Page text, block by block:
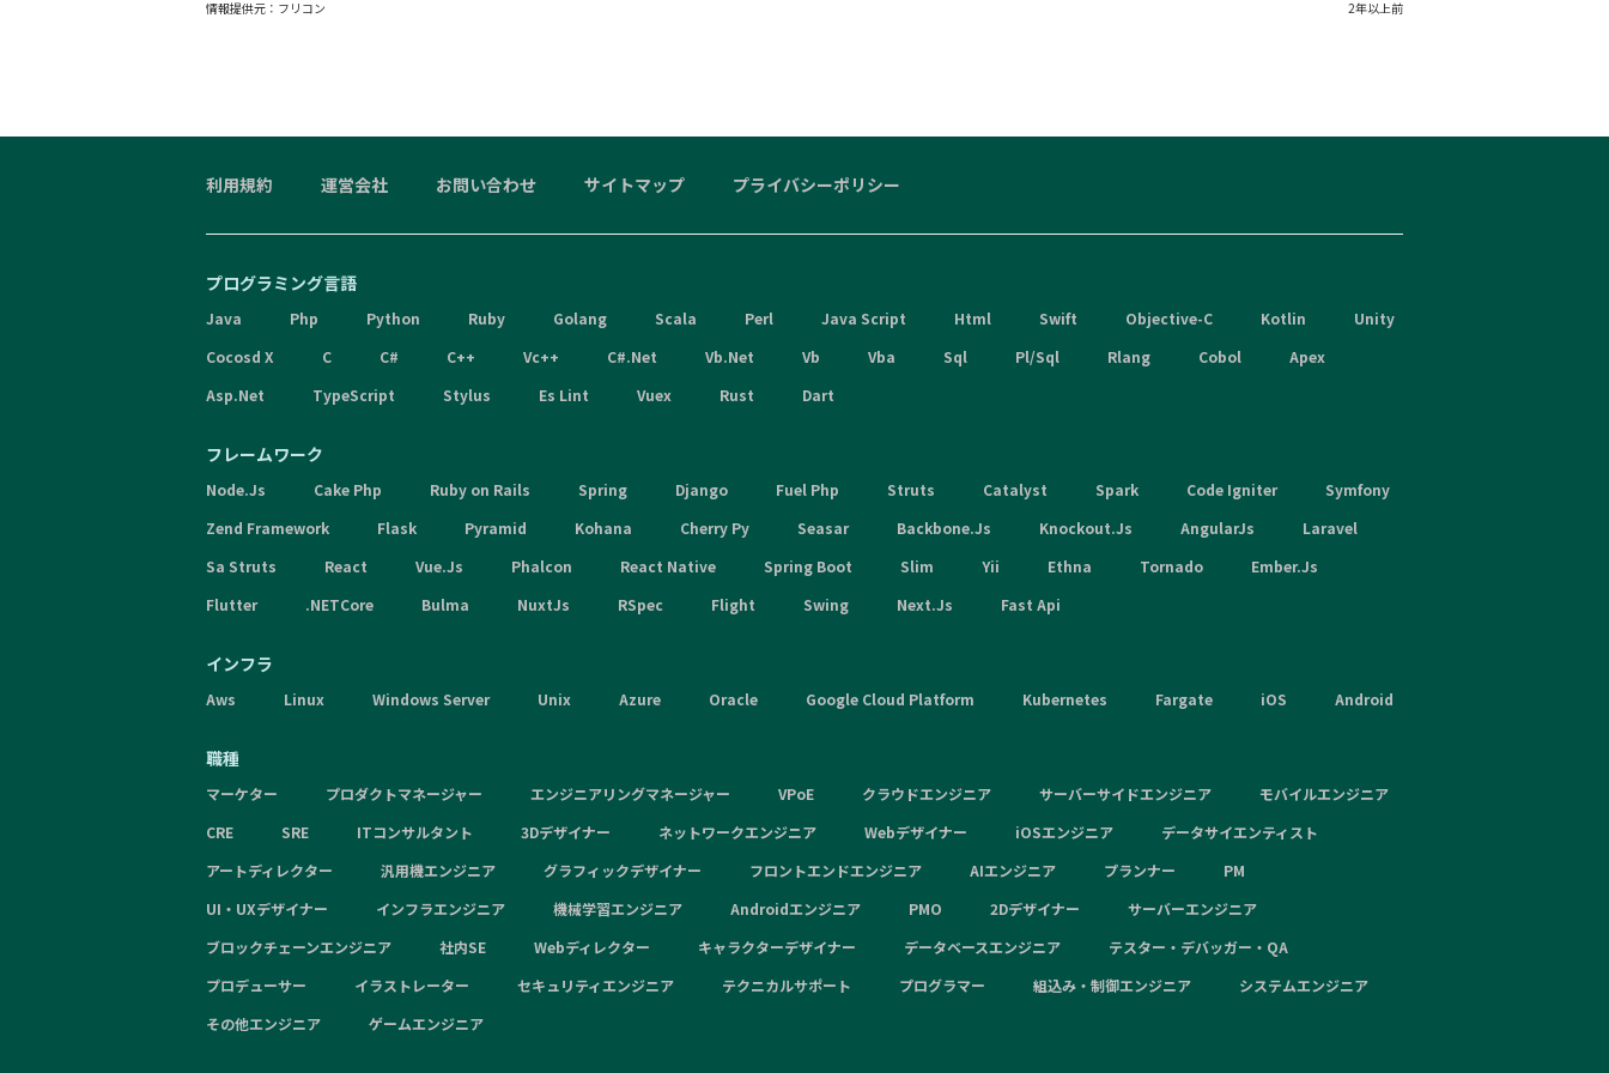
情報提供元： フリコン 2年以上前
利用規約 運営会社 お問い合わせ サイトマップ プライバシーポリシー
プログラミング言語
Java Php Python Ruby Golang Scala Perl Java Script Html Swift Objective-C Kotlin
Unity
Cocosd X
C C# C++ Vc++ C#.Net Vb.Net Vb Vba Sql Pl/Sql Rlang Cobol
Apex
Asp.Net
TypeScript Stylus Es Lint Vuex Rust Dart
フレームワーク
Node.Js Cake Php Ruby on Rails Spring Django Fuel Php Struts Catalyst Spark Code Igniter
Symfony
Zend Framework
Flask Pyramid Kohana Cherry Py Seasar Backbone.Js Knockout.Js AngularJs
Laravel
Sa Struts
React Vue.Js Phalcon React Native Spring Boot Slim Yii Ethna Tornado
Ember.Js
Flutter
.NETCore Bulma NuxtJs RSpec Flight Swing Next.Js Fast Api
インフラ
Aws Linux Windows Server Unix Azure Oracle Google Cloud Platform Kubernetes Fargate iOS Android
職種
マーケター プロダクトマネージャー エンジニアリングマネージャー VPoE クラウドエンジニア サーバーサイドエンジニア
モバイルエンジニア
CRE
SRE ITコンサルタント 3Dデザイナー ネットワークエンジニア Webデザイナー iOSエンジニア
データサイエンティスト
アートディレクター
汎用機エンジニア グラフィックデザイナー フロントエンドエンジニア AIエンジニア プランナー
PM
UI・UXデザイナー
インフラエンジニア 機械学習エンジニア Androidエンジニア PMO 2Dデザイナー
サーバーエンジニア
ブロックチェーンエンジニア
社内SE Webディレクター キャラクターデザイナー データベースエンジニア
テスター・デバッガー・QA
プロデューサー
イラストレーター セキュリティエンジニア テクニカルサポート プログラマー 組込み・制御エンジニア
システムエンジニア
その他エンジニア
ゲームエンジニア